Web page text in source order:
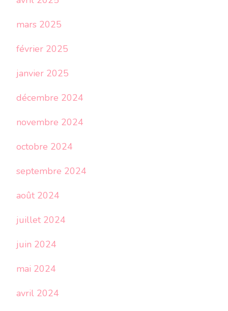
mars 2025
février 2025
janvier 2025
décembre 2024
novembre 2024
octobre 2024
septembre 2024
août 2024
juillet 2024
juin 2024
mai 2024
avril 2024